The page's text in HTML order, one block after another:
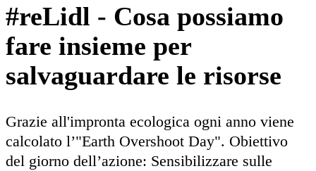
#reLidl - Cosa possiamo
fare insieme per
salvaguardare le risorse
Grazie all'impronta ecologica ogni anno viene
calcolato l’"Earth Overshoot Day". Obiettivo
del giorno dell’azione: Sensibilizzare sulle